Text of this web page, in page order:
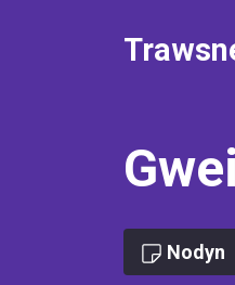
Nodyn